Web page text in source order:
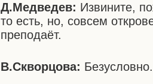
Д.Медведев: Извините,
то есть, но, совсем
преподаёт.
В.Скворцова: Безусловно.